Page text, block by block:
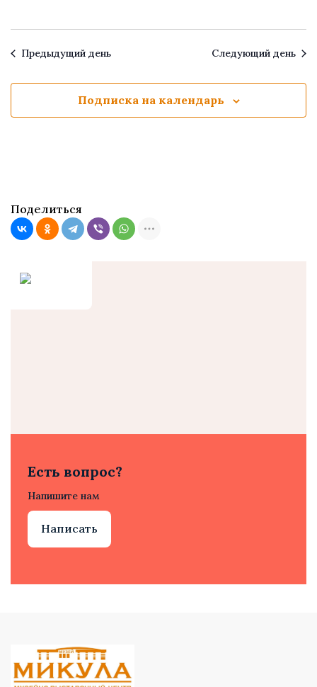
Предыдущий день Следующий день
Подписка на календарь
Поделиться
Есть вопрос?
Напишите нам
Написать